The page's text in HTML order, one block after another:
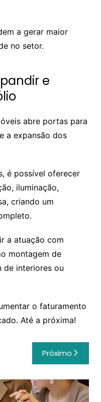
a gerar maior
no setor.
e
abre portas para
a expansão dos
é possível oferecer
iluminação,
criando um
a atuação com
montagem de
de interiores ou
o faturamento
Até a próxima!
Próximo